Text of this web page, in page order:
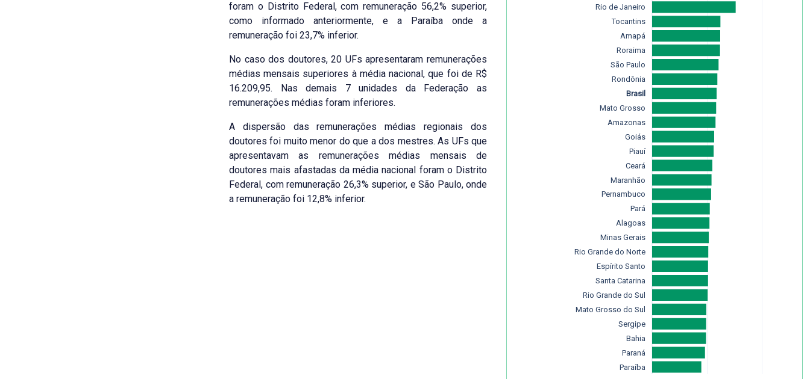
foram o Distrito Federal, com remuneração 56,2% superior,
como informado anteriormente, e a Paraíba onde a
remuneração foi 23,7% inferior.
No caso dos doutores, 20 UFs apresentaram remunerações
médias mensais superiores à média nacional, que foi de R$
16.209,95. Nas demais 7 unidades da Federação as
remunerações médias foram inferiores.
A dispersão das remunerações médias regionais dos
doutores foi muito menor do que a dos mestres. As UFs que
apresentavam as remunerações médias mensais de
doutores mais afastadas da média nacional foram o Distrito
Federal, com remuneração 26,3% superior, e São Paulo, onde
a remuneração foi 12,8% inferior.
Paraíba
Paraná
Bahia
Sergipe
Mato Grosso do Sul
Rio Grande do Sul
Santa Catarina
Espírito Santo
Rio Grande do Norte
Minas Gerais
Alagoas
Pará
Pernambuco
Maranhão
Ceará
Piauí
Goiás
Amazonas
Mato Grosso
Brasil
Rondônia
São Paulo
Roraima
Amapá
Tocantins
Rio de Janeiro